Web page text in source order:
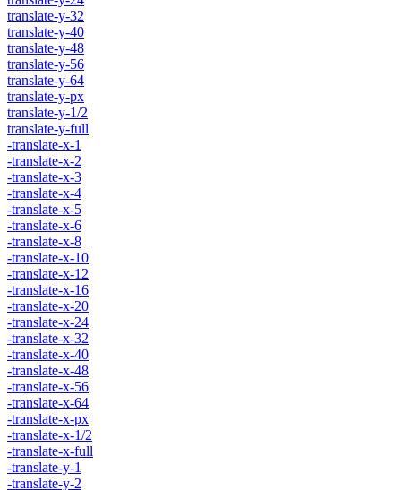
translate-y-32
translate-y-40
translate-y-48
translate-y-56
translate-y-64
translate-y-px
translate-y-1/2
translate-y-full
-translate-x-1
-translate-x-2
-translate-x-3
-translate-x-4
-translate-x-5
-translate-x-6
-translate-x-8
-translate-x-10
-translate-x-12
-translate-x-16
-translate-x-20
-translate-x-24
-translate-x-32
-translate-x-40
-translate-x-48
-translate-x-56
-translate-x-64
-translate-x-px
-translate-x-1/2
-translate-x-full
-translate-y-1
-translate-y-2